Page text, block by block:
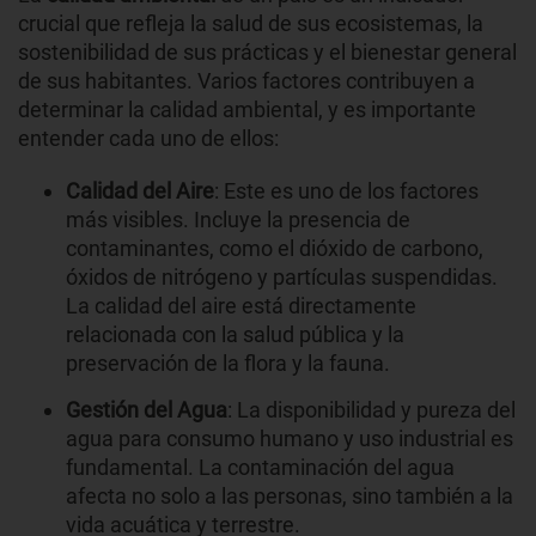
crucial que refleja la salud de sus ecosistemas, la
sostenibilidad de sus prácticas y el bienestar general
de sus habitantes. Varios factores contribuyen a
determinar la calidad ambiental, y es importante
entender cada uno de ellos:
Calidad del Aire: Este es uno de los factores
más visibles. Incluye la presencia de
contaminantes, como el dióxido de carbono,
óxidos de nitrógeno y partículas suspendidas.
La calidad del aire está directamente
relacionada con la salud pública y la
preservación de la flora y la fauna.
Gestión del Agua: La disponibilidad y pureza del
agua para consumo humano y uso industrial es
fundamental. La contaminación del agua
afecta no solo a las personas, sino también a la
vida acuática y terrestre.